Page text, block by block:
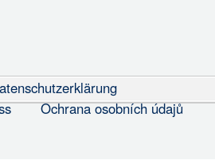
Ochrana osobních údajů